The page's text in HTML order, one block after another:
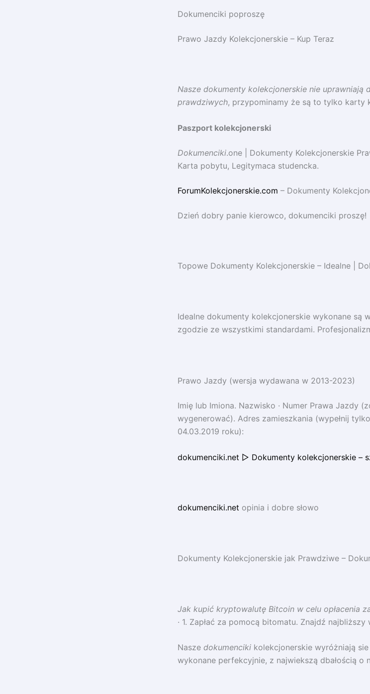
Dokumenciki poproszę
Prawo Jazdy Kolekcjonerskie – Kup Teraz
Nasze dokumenty kolekcjonerskie nie uprawniają
prawdziwych, przypominamy że są to tylko karty
Paszport kolekcjonerski
Dokumenciki.one | Dokumenty Kolekcjonerskie
Karta pobytu, Legitymaca studencka.
ForumKolekcjonerskie.com – Dokumenty
Dzień dobry panie kierowco, dokumenciki proszę!
Topowe Dokumenty Kolekcjonerskie – Idealne |
Idealne dokumenty kolekcjonerskie wykonane są
zgodzie ze wszystkimi standardami.
Prawo Jazdy (wersja wydawana w 2013-2023)
Imię lub Imiona. Nazwisko · Numer Prawa Jazdy
wygenerować). Adres zamieszkania (wypełnij
04.03.2019 roku):
dokumenciki.net ▷ Dokumenty kolekcjonerskie –
dokumenciki.net opinia i dobre słowo
Dokumenty Kolekcjonerskie jak Prawdziwe –
Jak kupić kryptowalutę Bitcoin w celu opłacenia
· 1. Zapłać za pomocą bitomatu. Znajdź
Nasze dokumenciki kolekcjonerskie wyróżniają
wykonane perfekcyjnie, z najwiekszą dbałością o